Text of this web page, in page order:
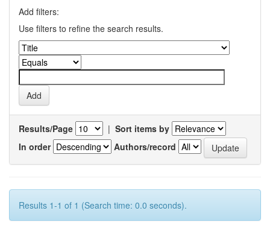
Add filters:
Use filters to refine the search results.
Results/Page | Sort items by
In order
Authors/record
Results 1-1 of 1 (Search time: 0.0 seconds).